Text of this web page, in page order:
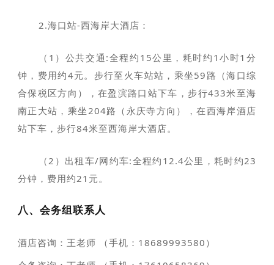
2.海口站-西海岸大酒店：
（1）公共交通:全程约15公里，耗时约1小时1分
钟，费用约4元。步行至火车站站，乘坐59路（海口综
合保税区方向），在盈滨路口站下车，步行433米至海
南正大站，乘坐204路（永庆寺方向），在西海岸酒店
站下车，步行84米至西海岸大酒店。
（2）出租车/网约车:全程约12.4公里，耗时约23
分钟，费用约21元。
八、会务组联系人
酒店咨询：王老师 （手机：18689993580）